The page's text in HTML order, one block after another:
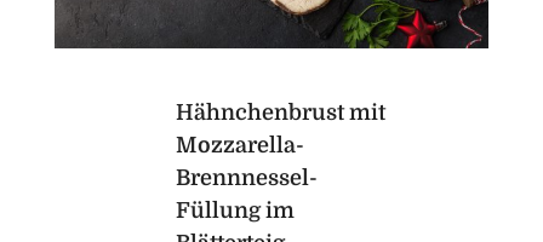
Hähnchenbrust mit
Mozzarella-
Brennnessel-
Füllung im